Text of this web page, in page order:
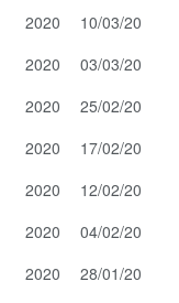
2020
10/03/20
2020
03/03/20
2020
25/02/20
2020
17/02/20
2020
12/02/20
2020
04/02/20
2020
28/01/20